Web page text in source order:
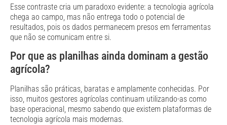
Esse contraste cria um paradoxo evidente: a tecnologia agrícola
chega ao campo, mas não entrega todo o potencial de
resultados, pois os dados permanecem presos em ferramentas
que não se comunicam entre si.
Por que as planilhas ainda dominam a gestão
agrícola?
Planilhas são práticas, baratas e amplamente conhecidas. Por
isso, muitos gestores agrícolas continuam utilizando-as como
base operacional, mesmo sabendo que existem plataformas de
tecnologia agrícola mais modernas.